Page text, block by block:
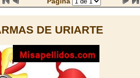
DE URIARTE